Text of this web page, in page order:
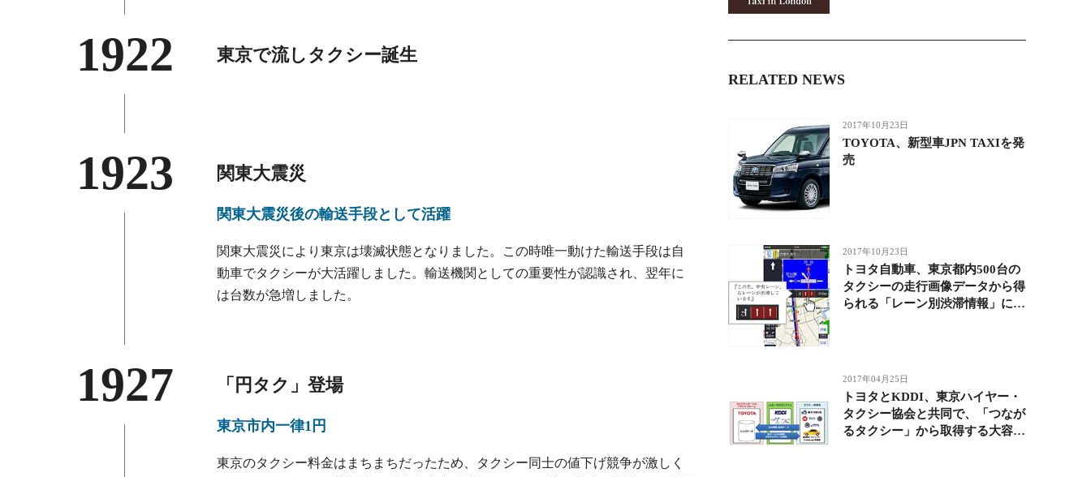
1922 東京で流しタクシー誕生
1923 関東大震災
関東大震災後の輸送手段として活躍
関東大震災により東京は壊滅状態となりました。この時唯一動けた輸送手段は自
動車でタクシーが大活躍しました。輸送機関としての重要性が認識され、翌年に
は台数が急増しました。
1927 「円タク」登場
東京市内一律1円
東京のタクシー料金はまちまちだったため、タクシー同士の値下げ競争が激しく
RELATED NEWS
2017年10月23日
TOYOTA、新型車JPN TAXIを発
売
2017年10月23日
トヨタ自動車、東京都内500台の
タクシーの走行画像データから得
られる「レーン別渋滞情報」に関
2017年04月25日
トヨタとKDDI、東京ハイヤー・
タクシー協会と共同で、「つなが
るタクシー」から取得する大容量